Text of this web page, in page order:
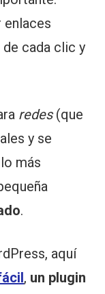
enlaces
cada clic y
redes(que
y se
más
.
aquí
, un plugin